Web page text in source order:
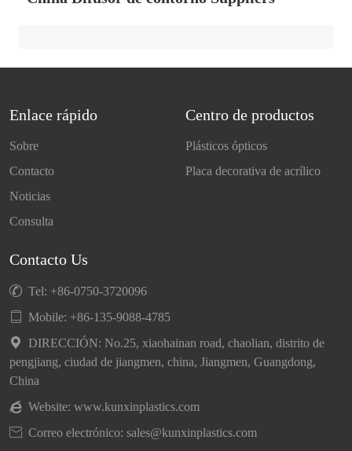
Enlace rápido
Sobre
Contacto
Noticias
Consulta
Centro de productos
Plásticos ópticos
Placa decorativa de acrílico
Contacto Us
 Tel: +86-0750-3720096
 Mobile: +86-135-9088-4785

DIRECCIÓN: No.25, xiaohainan road, chaolian, distrito de
pengjiang, ciudad de jiangmen, china, Jiangmen, Guangdong,
China
 Website: www.kunxinplastics.com
 Correo electrónico: sales@kunxinplastics.com